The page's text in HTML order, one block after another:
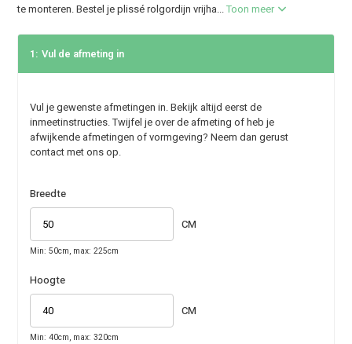
te monteren. Bestel je plissé rolgordijn vrijha...Toon meer
1: Vul de afmeting in
Vul je gewenste afmetingen in. Bekijk altijd eerst de
inmeetinstructies. Twijfel je over de afmeting of heb je
afwijkende afmetingen of vormgeving? Neem dan gerust
contact met ons op.
Breedte
CM
Min: 50cm, max: 225cm
Hoogte
CM
Min: 40cm, max: 320cm